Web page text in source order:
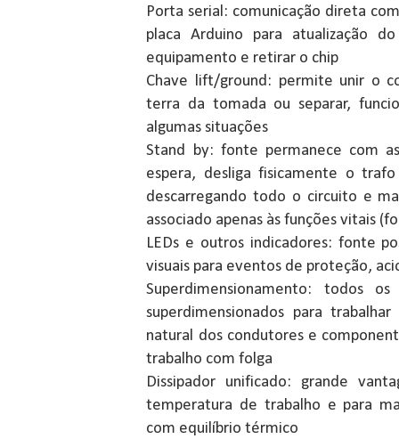
Porta serial: comunicação direta
placa Arduino para atualização
equipamento e retirar o chip
Chave lift/ground: permite unir o
terra da tomada ou separar,
algumas situações
Stand by: fonte permanece com
espera, desliga fisicamente o
descarregando todo o circuito e
associado apenas às funções vitais
LEDs e outros indicadores: fonte
visuais para eventos de proteção,
Superdimensionamento: todos
superdimensionados para
natural dos condutores e
trabalho com folga
Dissipador unificado: grande
temperatura de trabalho e para
com equilíbrio térmico